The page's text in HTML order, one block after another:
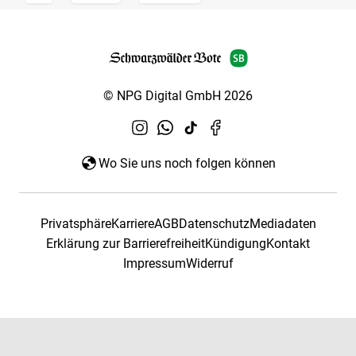
© NPG Digital GmbH 2026
Wo Sie uns noch folgen können
PrivatsphäreKarriereAGBDatenschutzMediadaten
Erklärung zur BarrierefreiheitKündigungKontakt
ImpressumWiderruf